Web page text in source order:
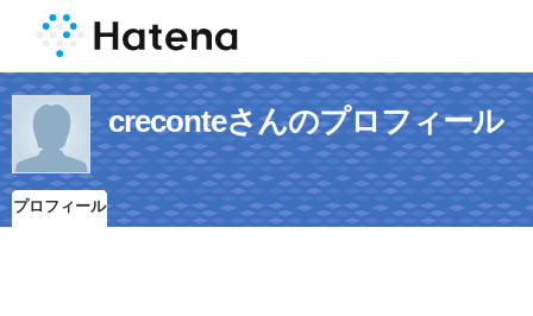
creconteさんのプロフィール
プロフィール